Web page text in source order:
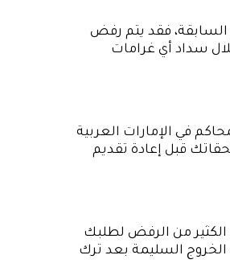
السابقة، فقد يتم رفض
سداد أي غرامات
في الإمارات العربية
قبل إعادة تقديم
من الرفض لطلبك
الخروج السليمة بعد ترك